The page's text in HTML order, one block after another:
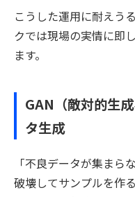
こうした運用に耐えう
クでは現場の実情に即
ます。
GAN（敵対的生
タ生成
「不良データが集まら
破壊してサンプルを作